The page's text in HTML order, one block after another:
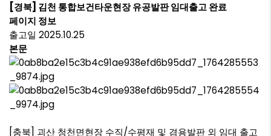
[경북] 김천 통합보건타운현장 유공발판 임대출고 완료
페이지 정보
출고일 2025.10.25
본문
[충북] 괴산 청천면현장 수직/수평재 및 겸용발판 외 임대 출고